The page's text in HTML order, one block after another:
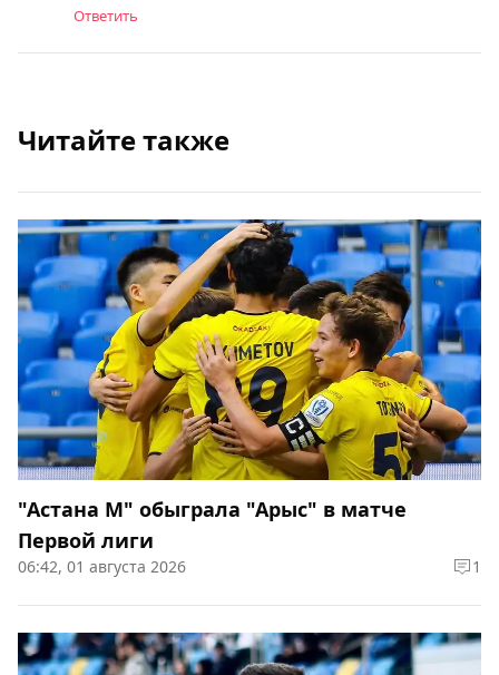
Ответить
Читайте также
"Астана М" обыграла "Арыс" в матче
Первой лиги
06:42, 01 августа 2026 1